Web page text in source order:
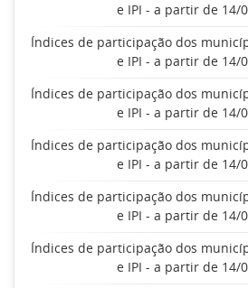
e IPI - a partir de 14/
Índices de participação dos
e IPI - a partir de 14/
Índices de participação dos
e IPI - a partir de 14/
Índices de participação dos
e IPI - a partir de 14/
Índices de participação dos
e IPI - a partir de 14/
Índices de participação dos
e IPI - a partir de 14/